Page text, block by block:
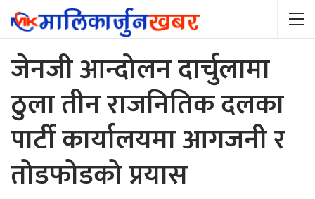
जेनजी आन्दोलन दार्चुलामा
ठुला तीन राजनितिक दलका
पार्टी कार्यालयमा आगजनी र
तोडफोडको प्रयास